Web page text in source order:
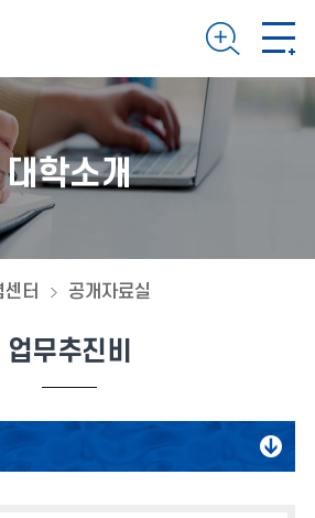
대학소개
센터 공개자료실
업무추진비